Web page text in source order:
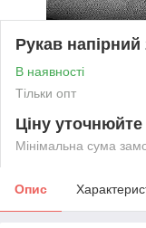
Рукав
В наявності
Тільки опт
Ціну уточнюйте
Мінімальна сума
Опис